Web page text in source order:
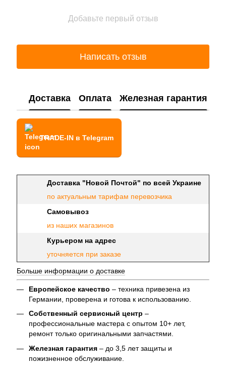
Добавьте первый отзыв
Написать отзыв
Доставка Оплата Железная гарантия
TRADE-IN в Telegram
Доставка "Новой Почтой" по всей Украине
по актуальным тарифам перевозчика
Самовывоз
из наших магазинов
Курьером на адрес
уточняется при заказе
Больше информации о доставке
Европейское качество – техника привезена из
Германии, проверена и готова к использованию.
Собственный сервисный центр –
профессиональные мастера с опытом 10+ лет,
ремонт только оригинальными запчастями.
Железная гарантия – до 3,5 лет защиты и
пожизненное обслуживание.